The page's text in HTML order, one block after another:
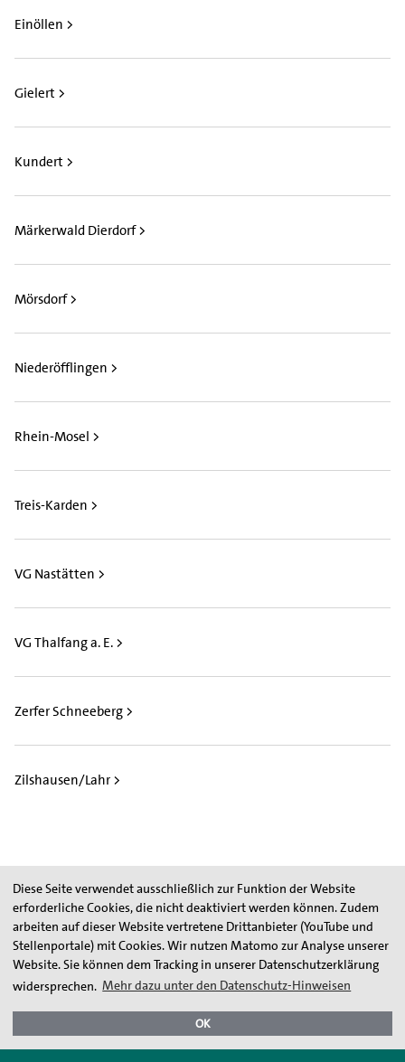
Diese Seite verwendet ausschließlich zur Funktion der Website
erforderliche Cookies, die nicht deaktiviert werden können. Zudem
arbeiten auf dieser Website vertretene Drittanbieter (YouTube und
Stellenportale) mit Cookies. Wir nutzen Matomo zur Analyse unserer
Website. Sie können dem Tracking in unserer Datenschutzerklärung
widersprechen. Mehr dazu unter den Datenschutz-Hinweisen
OK
Einöllen >
Gielert >
Kundert >
Märkerwald Dierdorf >
Mörsdorf >
Niederöfflingen >
Rhein-Mosel >
Treis-Karden >
VG Nastätten >
VG Thalfang a. E. >
Zerfer Schneeberg >
Zilshausen/Lahr >
Folgen Sie uns
Kontakt Karriere Presse Aktie
Referenzliste
Projekte
Datenschutz Impressum Seitenübersicht